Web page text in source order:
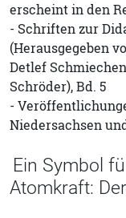
erscheint in den
- Schriften zur
(Herausgegeben
Detlef
Schröder), Bd. 5
-
Niedersachsen
Ein Symbol
Atomkraft: